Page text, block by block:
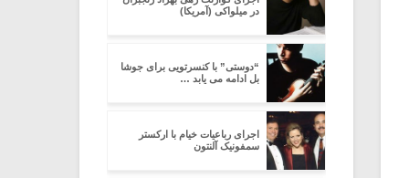
در میلواکی (آمریکا)
“دوستی” با کنسرتویی برای جوشا
بل ادامه می یابد …
اجرای رباعیات خیام با ارکستر
سمفونیک آلنتون